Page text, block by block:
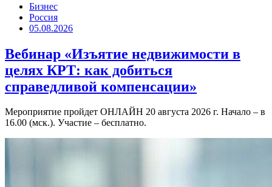
Бизнес
Россия
05.08.2026
Вебинар «Изъятие недвижимости в
целях КРТ: как добиться
справедливой компенсации»
Мероприятие пройдет ОНЛАЙН 20 августа 2026 г. Начало – в
16.00 (мск.). Участие – бесплатно.